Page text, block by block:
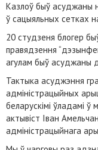
Казлоў быў асуджаны
ў сацыяльных сетках
20 студзеня блогер
правядзення
агулам быў асуджаны
Тактыка асуджэння
адміністрацыйных
беларускімі ўладамі ў
актывіст Іван
адміністрацыйнага